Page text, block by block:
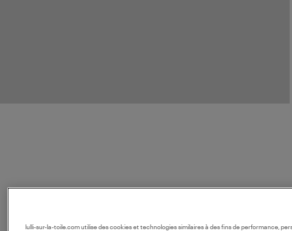
lulli-sur-la-toile.com utilise des cookies et technologies similaires à des fins de performance,